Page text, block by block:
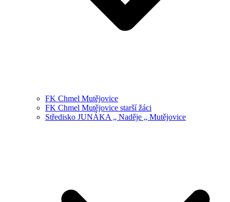
FK Chmel Mutějovice
FK Chmel Mutějovice starší žáci
Středisko JUNÁKA „ Naděje „ Mutějovice